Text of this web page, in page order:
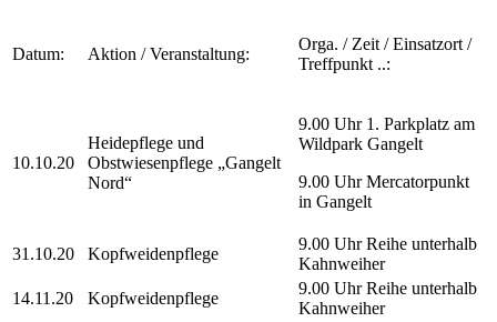
Datum: Aktion / Veranstaltung:
Orga. / Zeit / Einsatzort /
Treffpunkt ..:
10.10.20
Heidepflege und
Obstwiesenpflege „Gangelt
Nord“
9.00 Uhr 1. Parkplatz am
Wildpark Gangelt
9.00 Uhr Mercatorpunkt
in Gangelt
31.10.20 Kopfweidenpflege
9.00 Uhr Reihe unterhalb
Kahnweiher
14.11.20
Kopfweidenpflege
9.00 Uhr Reihe unterhalb
Kahnweiher